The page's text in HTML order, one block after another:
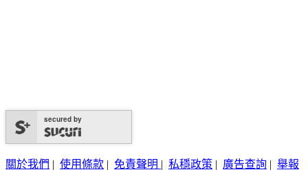
secured by
關於我們 | 使用條款 | 免責聲明 | 私穩政策 | 廣告查詢 | 舉報